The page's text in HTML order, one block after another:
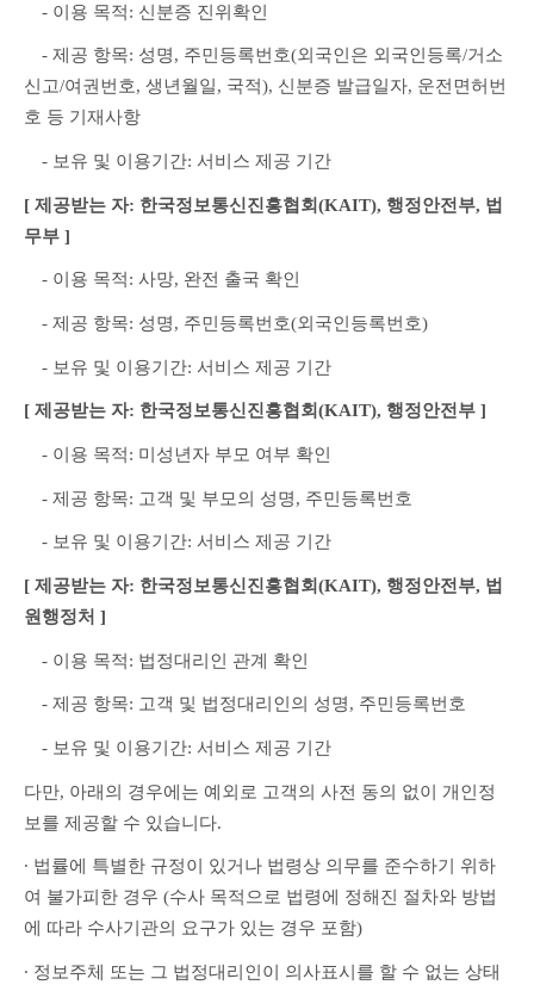
- 이용 목적: 신분증 진위확인
- 제공 항목: 성명, 주민등록번호(외국인은 외국인등록/거소
신고/여권번호, 생년월일, 국적), 신분증 발급일자, 운전면허번
호 등 기재사항
- 보유 및 이용기간: 서비스 제공 기간
[ 제공받는 자: 한국정보통신진흥협회(KAIT), 행정안전부, 법
무부 ]
- 이용 목적: 사망, 완전 출국 확인
- 제공 항목: 성명, 주민등록번호(외국인등록번호)
- 보유 및 이용기간: 서비스 제공 기간
[ 제공받는 자: 한국정보통신진흥협회(KAIT), 행정안전부 ]
- 이용 목적: 미성년자 부모 여부 확인
- 제공 항목: 고객 및 부모의 성명, 주민등록번호
- 보유 및 이용기간: 서비스 제공 기간
[ 제공받는 자: 한국정보통신진흥협회(KAIT), 행정안전부, 법
원행정처 ]
- 이용 목적: 법정대리인 관계 확인
- 제공 항목: 고객 및 법정대리인의 성명, 주민등록번호
- 보유 및 이용기간: 서비스 제공 기간
다만, 아래의 경우에는 예외로 고객의 사전 동의 없이 개인정
보를 제공할 수 있습니다.
∙ 법률에 특별한 규정이 있거나 법령상 의무를 준수하기 위하
여 불가피한 경우 (수사 목적으로 법령에 정해진 절차와 방법
에 따라 수사기관의 요구가 있는 경우 포함)
∙ 정보주체 또는 그 법정대리인이 의사표시를 할 수 없는 상태